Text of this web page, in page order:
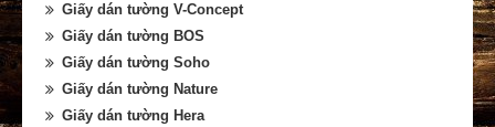
Giấy dán tường V-Concept
Giấy dán tường BOS
Giấy dán tường Soho
Giấy dán tường Nature
Giấy dán tường Hera